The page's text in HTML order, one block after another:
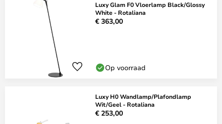
Luxy Glam F0 Vloerlamp Black/Glossy
White - Rotaliana
€ 363,00
Op voorraad
Luxy H0 Wandlamp/Plafondlamp
Wit/Geel - Rotaliana
€ 253,00